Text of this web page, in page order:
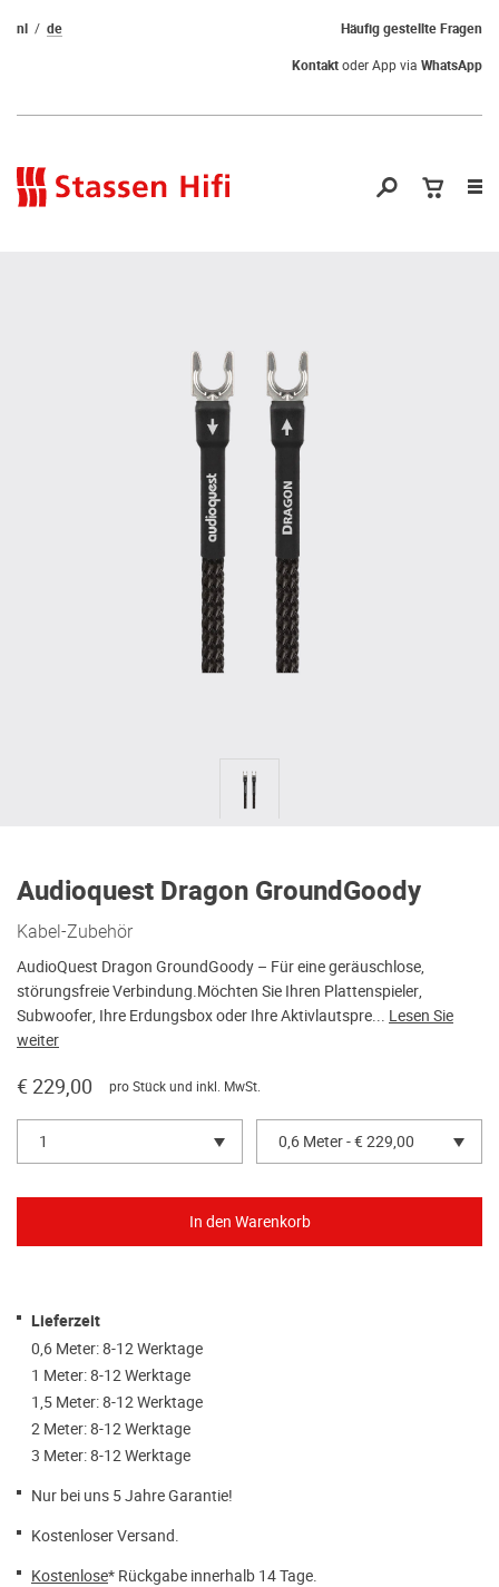
Häufig gestellte Fragen
nl
de
Kontaktoder App via WhatsApp
Audioquest Dragon GroundGoody
Kabel-Zubehör
AudioQuest Dragon GroundGoody – Für eine geräuschlose,
störungsfreie Verbindung.Möchten Sie Ihren Plattenspieler,
Subwoofer, Ihre Erdungsbox oder Ihre Aktivlautspre... Lesen Sie
weiter
€ 229,00 pro Stück und inkl. MwSt.
1 0,6 Meter - € 229,00
Lieferzeit
0,6 Meter: 8-12 Werktage
1 Meter: 8-12 Werktage
1,5 Meter: 8-12 Werktage
2 Meter: 8-12 Werktage
3 Meter: 8-12 Werktage
Nur bei uns 5 Jahre Garantie!
Kostenloser Versand.
Kostenlose* Rückgabe innerhalb 14 Tage.